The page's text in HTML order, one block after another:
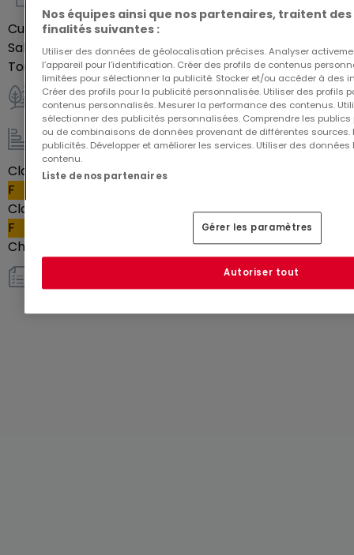
Intérieur
Cuisine équipéeOui
Salles de douche1
Toilettes séparées1
Extérieur
Energie / Chauffage
Classe énergétique
F
Classe d'isolation thermique
F
Chauffage au fioul
Autres
Nos équipes ainsi que nos partenaires, traitent
finalités suivantes :
Utiliser des données de géolocalisation précises. Analyser
l’appareil pour l’identification. Créer des profils de contenus
limitées pour sélectionner la publicité. Stocker et/ou accéder à des
Créer des profils pour la publicité personnalisée. Utiliser des profils
contenus personnalisés. Mesurer la performance des contenus.
sélectionner des publicités personnalisées. Comprendre les
ou de combinaisons de données provenant de différentes sources.
publicités. Développer et améliorer les services. Utiliser des
contenu.
Liste de nos partenaires
Gérer les paramètres
Autoriser tout